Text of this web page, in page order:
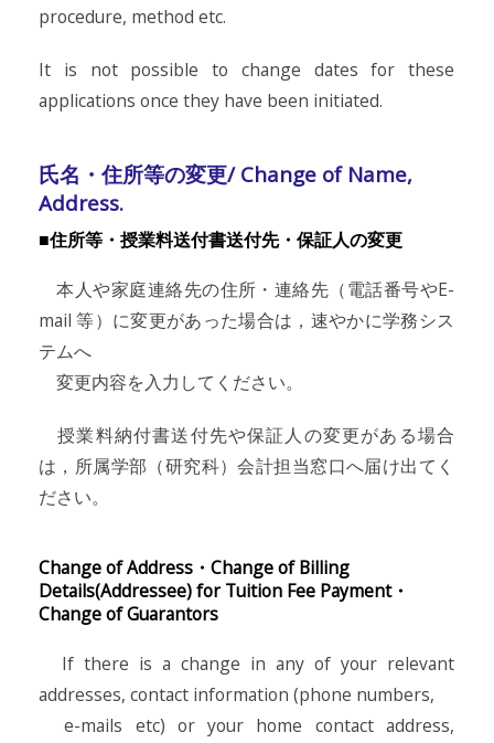
procedure, method etc.
It is not possible to change dates for these
applications once they have been initiated.
氏名・住所等の変更/ Change of Name,
Address.
■住所等・授業料送付書送付先・保証人の変更
本人や家庭連絡先の住所・連絡先（電話番号やE-
mail 等）に変更があった場合は，速やかに学務シス
テムへ
変更内容を入力してください。
授業料納付書送付先や保証人の変更がある場合
は，所属学部（研究科）会計担当窓口へ届け出てく
ださい。
Change of Address・Change of Billing
Details(Addressee) for Tuition Fee Payment・
Change of Guarantors
If there is a change in any of your relevant
addresses, contact information (phone numbers,
e-mails etc) or your home contact address,